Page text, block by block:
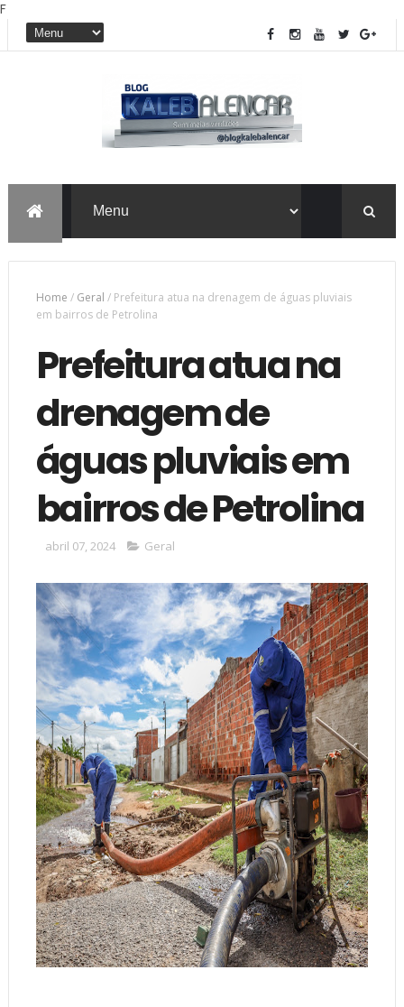
F
Home / Geral / Prefeitura atua na drenagem de águas pluviais
em bairros de Petrolina
Prefeitura atua na
drenagem de
águas pluviais em
bairros de Petrolina
abril 07, 2024 Geral